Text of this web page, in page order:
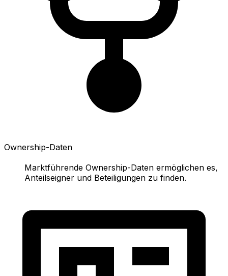
Ownership-Daten
Marktführende Ownership-Daten ermöglichen es,
Anteilseigner und Beteiligungen zu finden.